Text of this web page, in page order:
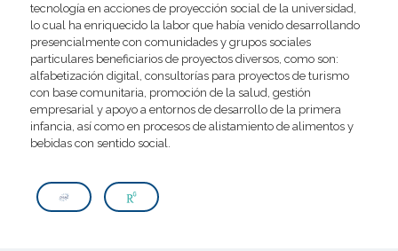
tecnología en acciones de proyección social de la universidad,
lo cual ha enriquecido la labor que había venido desarrollando
presencialmente con comunidades y grupos sociales
particulares beneficiarios de proyectos diversos, como son:
alfabetización digital, consultorías para proyectos de turismo
con base comunitaria, promoción de la salud, gestión
empresarial y apoyo a entornos de desarrollo de la primera
infancia, así como en procesos de alistamiento de alimentos y
bebidas con sentido social.